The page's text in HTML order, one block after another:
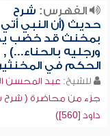
الفهرس: شرح
حديث (أن النبي أتي
بمخنث قد خضب
ورجليه بالحناء...) ,
الحكم في
للشيخ: عبد المحسن
جزء من محاضرة ( شرح
داود [560])